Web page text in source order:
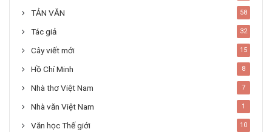
TẢN VĂN 58
Tác giả 32
Cây viết mới 15
Hồ Chí Minh 8
Nhà thơ Việt Nam 7
Nhà văn Việt Nam 1
Văn học Thế giới 10